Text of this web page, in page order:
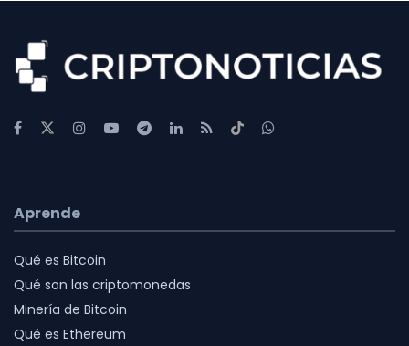
Aprende
Qué es Bitcoin
Qué son las criptomonedas
Minería de Bitcoin
Qué es Ethereum